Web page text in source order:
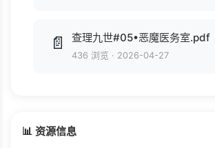
📄 查理九世#05•恶魔医务室.pdf
436 浏览 · 2026-04-27
📊 资源信息